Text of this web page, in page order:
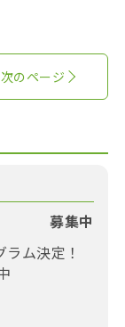
次のページ
募集中
ム決定！